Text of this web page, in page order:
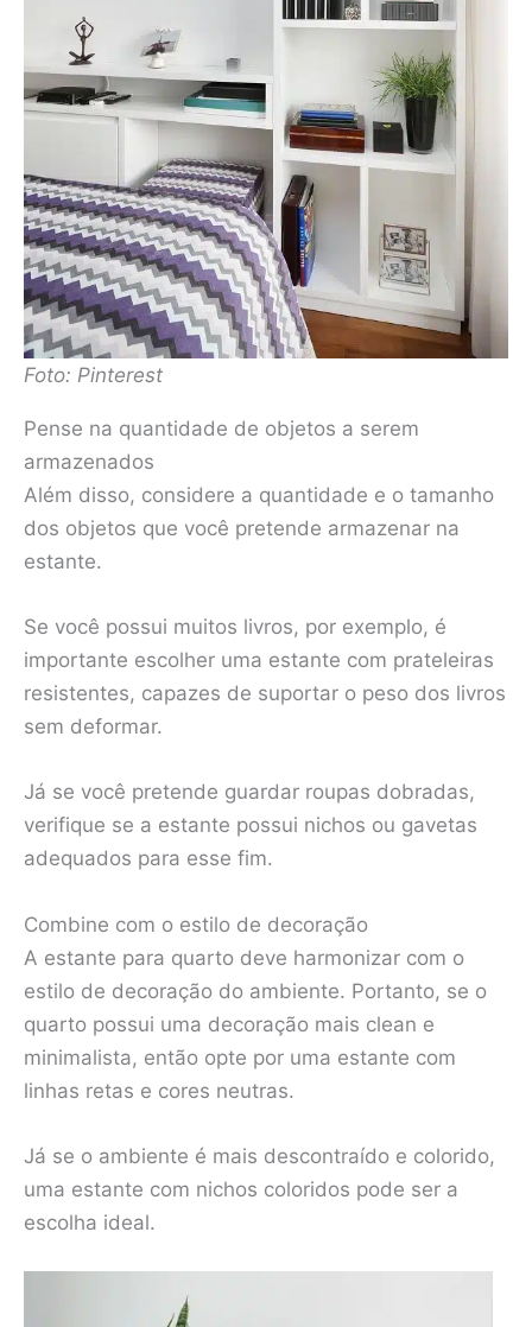
Foto: Pinterest
Pense na quantidade de objetos a serem
armazenados
Além disso, considere a quantidade e o tamanho
dos objetos que você pretende armazenar na
estante.
Se você possui muitos livros, por exemplo, é
importante escolher uma estante com prateleiras
resistentes, capazes de suportar o peso dos livros
sem deformar.
Já se você pretende guardar roupas dobradas,
verifique se a estante possui nichos ou gavetas
adequados para esse fim.
Combine com o estilo de decoração
A estante para quarto deve harmonizar com o
estilo de decoração do ambiente. Portanto, se o
quarto possui uma decoração mais clean e
minimalista, então opte por uma estante com
linhas retas e cores neutras.
Já se o ambiente é mais descontraído e colorido,
uma estante com nichos coloridos pode ser a
escolha ideal.